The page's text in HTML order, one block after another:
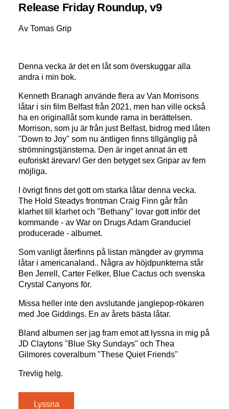
Release Friday Roundup, v9
Av Tomas Grip
Denna vecka är det en låt som överskuggar alla
andra i min bok.
Kenneth Branagh använde flera av Van Morrisons
låtar i sin film Belfast från 2021, men han ville också
ha en originallåt som kunde rama in berättelsen.
Morrison, som ju är från just Belfast, bidrog med låten
"Down to Joy" som nu äntligen finns tillgänglig på
strömningstjänsterna. Den är inget annat än ett
euforiskt ärevarv! Ger den betyget sex Gripar av fem
möjliga.
I övrigt finns det gott om starka låtar denna vecka.
The Hold Steadys frontman Craig Finn går från
klarhet till klarhet och "Bethany" lovar gott inför det
kommande - av War on Drugs Adam Granduciel
producerade - albumet.
Som vanligt återfinns på listan mängder av grymma
låtar i americanaland.. Några av höjdpunkterna står
Ben Jerrell, Carter Felker, Blue Cactus och svenska
Crystal Canyons för.
Missa heller inte den avslutande janglepop-rökaren
med Joe Giddings. En av årets bästa låtar.
Bland albumen ser jag fram emot att lyssna in mig på
JD Claytons "Blue Sky Sundays" och Thea
Gilmores coveralbum "These Quiet Friends"
Trevlig helg.
Lyssna